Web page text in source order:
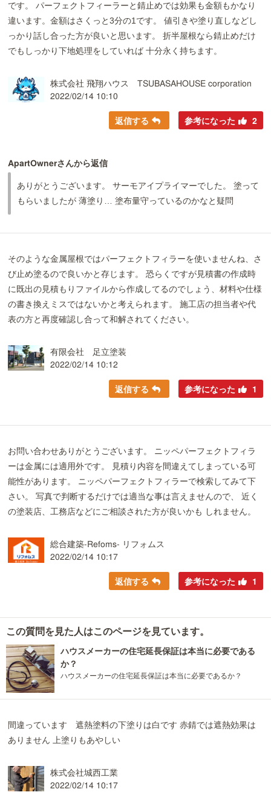
です。 パーフェクトフィーラーと錆止めでは効果も金額もかなり
違います。金額はさくっと3分の1です。 値引きや塗り直しなどし
っかり話し合った方が良いと思います。 折半屋根なら錆止めだけ
でもしっかり下地処理をしていれば 十分永く持ちます。
株式会社 飛翔ハウス TSUBASAHOUSE corporation
2022/02/14 10:10
返信する 参考になった 2
ApartOwnerさんから返信
ありがとうございます。 サーモアイプライマーでした。 塗って
もらいましたが 薄塗り… 塗布量守っているのかなと疑問
そのような金属屋根ではパーフェクトフィラーを使いませんね、さ
び止め塗るので良いかと存じます。 恐らくですが見積書の作成時
に既出の見積もりファイルから作成してるのでしょう、材料や仕様
の書き換えミスではないかと考えられます。 施工店の担当者や代
表の方と再度確認し合って和解されてください。
有限会社 足立塗装
2022/02/14 10:12
返信する 参考になった 1
お問い合わせありがとうございます。 ニッペパーフェクトフィラ
ーは金属には適用外です。 見積り内容を間違えてしまっている可
能性があります。 ニッペパーフェクトフィラーで検索してみて下
さい。 写真で判断するだけでは適当な事は言えませんので、 近く
の塗装店、工務店などにご相談された方が良いかも しれません。
総合建築-Refoms- リフォムス
2022/02/14 10:17
返信する 参考になった 1
この質問を見た人はこのページを見ています。
ハウスメーカーの住宅延長保証は本当に必要である
か？
ハウスメーカーの住宅延長保証は本当に必要であるか？
間違っています 遮熱塗料の下塗りは白です 赤錆では遮熱効果は
ありません 上塗りもあやしい
株式会社城西工業
2022/02/14 10:17